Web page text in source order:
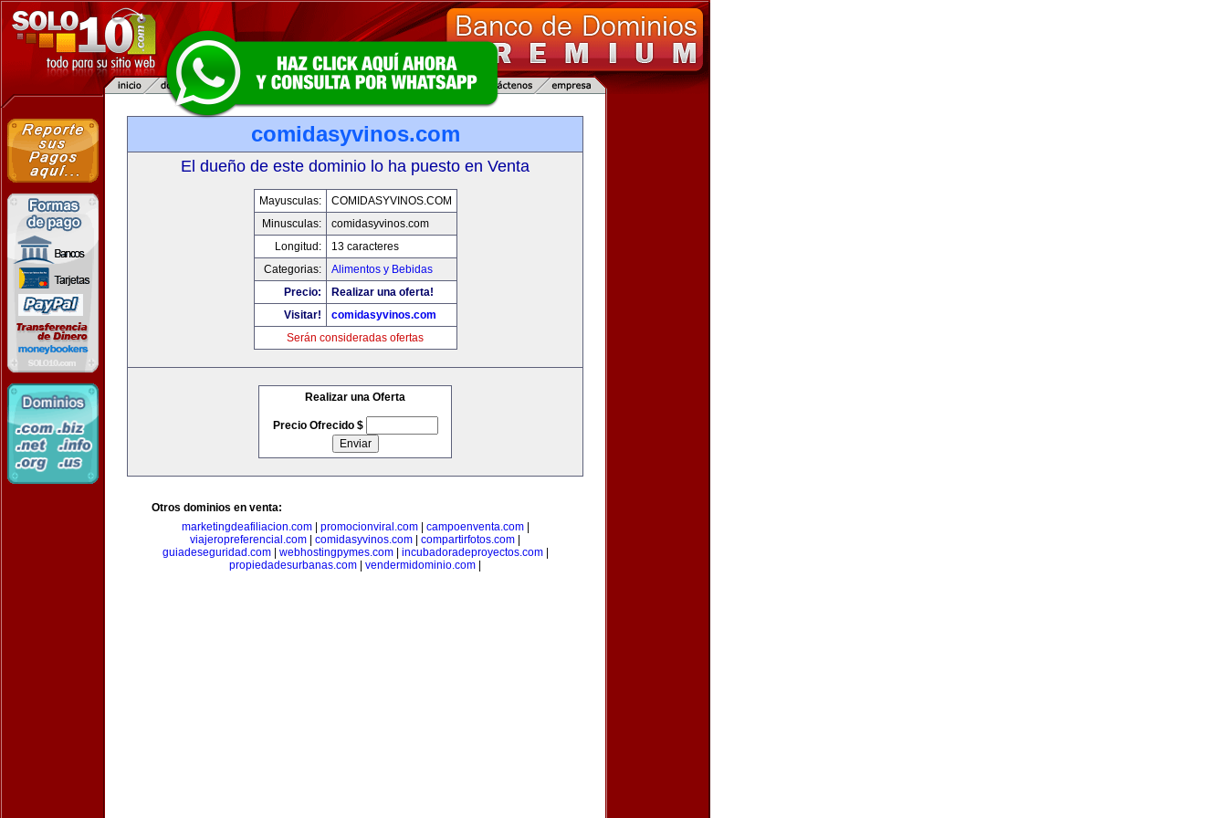
comidasyvinos.com
El dueño de este dominio lo ha puesto en Venta
Mayusculas:
COMIDASYVINOS.COM
Minusculas:
comidasyvinos.com
Longitud:
13 caracteres
Categorias:
Alimentos y Bebidas
Precio:
Realizar una oferta!
Visitar!
comidasyvinos.com
Serán consideradas ofertas
Realizar una Oferta
Precio Ofrecido $
Otros dominios en venta:
marketingdeafiliacion.com| promocionviral.com| campoenventa.com|
viajeropreferencial.com
comidasyvinos.com compartirfotos.com
guiadeseguridad.com| webhostingpymes.com| incubadoradeproyectos.com|
propiedadesurbanas.com
vendermidominio.com